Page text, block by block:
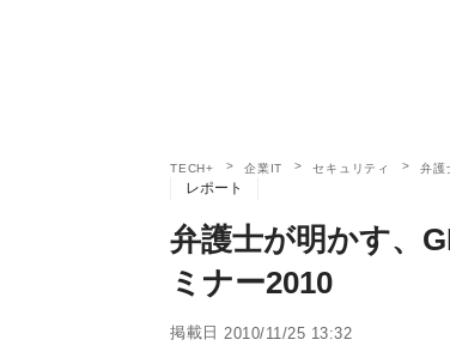
TECH+ 企業IT セキュリティ 弁護
レポート
弁護士が明かす、
ミナー2010
掲載日 2010/11/25 13:32